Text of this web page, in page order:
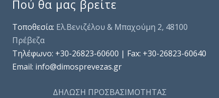
Πού θα μας βρείτε
Τοποθεσία: Ελ.Βενιζέλου & Μπαχούμη 2, 48100
Πρέβεζα
Τηλέφωνo: +30-26823-60600 | Fax: +30-26823-60640
Email: info@dimosprevezas.gr
ΔΗΛΩΣΗ ΠΡΟΣΒΑΣΙΜΟΤΗΤΑΣ